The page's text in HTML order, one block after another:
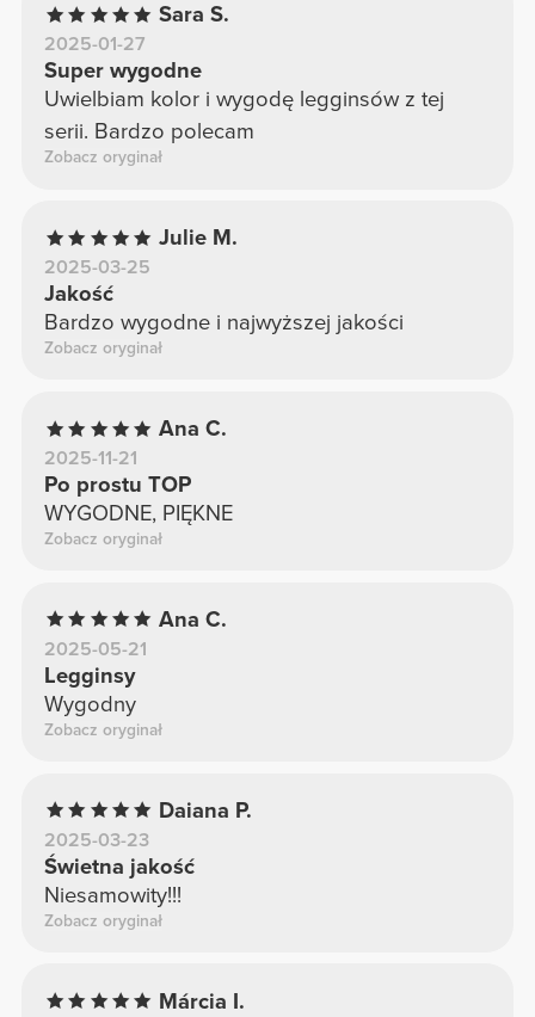
Sara S.
2025-01-27
Super wygodne
Uwielbiam kolor i wygodę legginsów z tej
serii. Bardzo polecam
Zobacz oryginał
Julie M.
2025-03-25
Jakość
Bardzo wygodne i najwyższej jakości
Zobacz oryginał
Ana C.
2025-11-21
Po prostu TOP
WYGODNE, PIĘKNE
Zobacz oryginał
Ana C.
2025-05-21
Legginsy
Wygodny
Zobacz oryginał
Daiana P.
2025-03-23
Świetna jakość
Niesamowity!!!
Zobacz oryginał
Márcia I.